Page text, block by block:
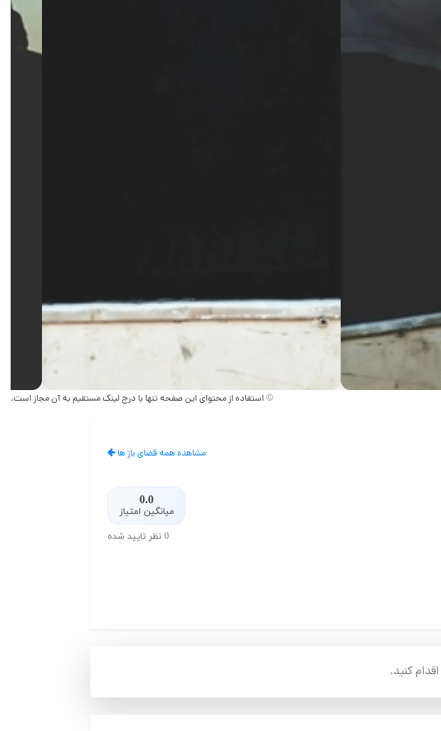
© استفاده از محتوای این صفحه تنها با درج لینک مستقیم به آن مجاز است.
مشاهده همه فضای باز ها
0.0
میانگین امتیاز
0 نظر تایید شده
اقدام کنید.